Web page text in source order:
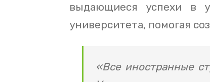
выдающиеся успехи в
университета, помогая
«Все иностранные